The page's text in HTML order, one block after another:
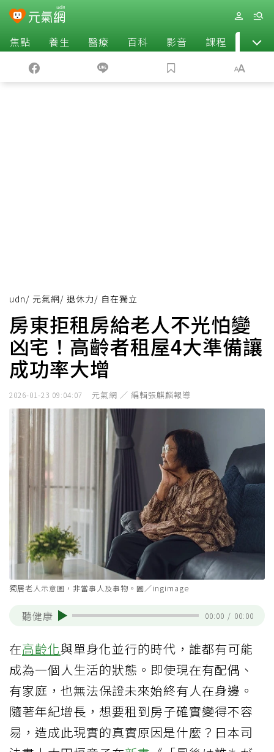
焦點 養生 醫療 百科 影音 課程 退休
udn/ 元氣網/ 退休力/ 自在獨立
房東拒租房給老人不光怕變
凶宅！高齡者租屋4大準備讓
成功率大增
2026-01-23 09:04:07 元氣網 ／ 編輯張麒麟報導
獨居老人示意圖，非當事人及事物。圖／ingimage
聽健康 00:00 / 00:00
在高齡化與單身化並行的時代，誰都有可能
成為一個人生活的狀態。即使現在有配偶、
有家庭，也無法保證未來始終有人在身邊。
隨著年紀增長，想要租到房子確實變得不容
易，造成此現實的真實原因是什麼？日本司